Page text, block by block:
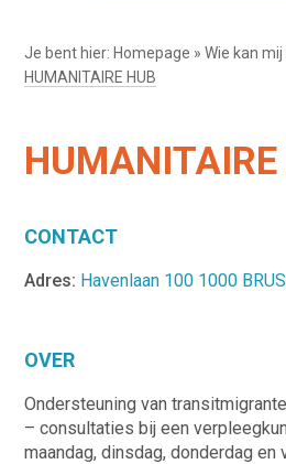
Je bent hier: Homepage »Wie kan
HUMANITAIRE HUB
HUMANITAIRE
CONTACT
Adres: Havenlaan 100 1000
OVER
Ondersteuning van
– consultaties bij een
maandag, dinsdag, donderdag en